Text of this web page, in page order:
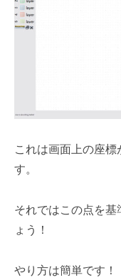
これは画面上の座
す。
それではこの点を
ょう！
やり方は簡単です！